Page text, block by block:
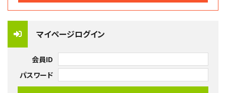
マイページログイン
会員ID
パスワード